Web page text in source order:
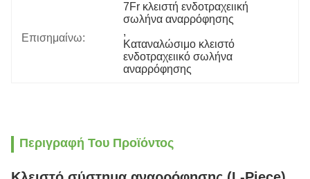
Επισημαίνω:
7Fr κλειστή ενδοτραχειική
σωλήνα αναρρόφησης
,
Καταναλώσιμο κλειστό
ενδοτραχειικό σωλήνα
αναρρόφησης
Περιγραφή Του Προϊόντος